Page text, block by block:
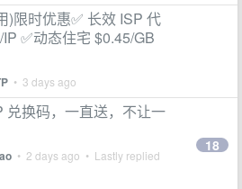
)限时优惠✅ 长效 ISP 代
✅动态住宅 $0.45/GB
• 3 days ago
兑换码，一直送，不让一
• 2 days ago • Lastly replied
18